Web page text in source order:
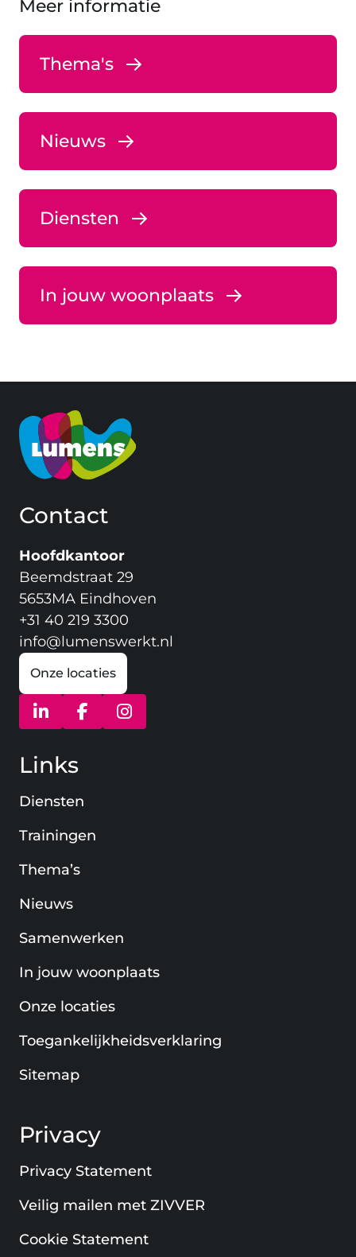
Meer informatie
Thema's
Nieuws
Diensten
In jouw woonplaats
Contact
Hoofdkantoor
Beemdstraat 29
5653MA Eindhoven
+31 40 219 3300
info@lumenswerkt.nl
Onze locaties
(opent in nieuw venster)
(opent in nieuw venster)
(opent in nieuw venster)
Links
Diensten
Trainingen
Thema’s
Nieuws
Samenwerken
In jouw woonplaats
Onze locaties
Toegankelijkheidsverklaring
Sitemap
Privacy
Privacy Statement
Veilig mailen met ZIVVER
Cookie Statement